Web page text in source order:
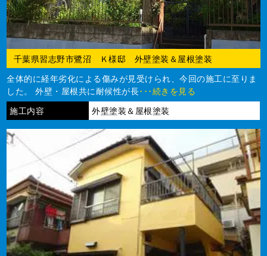
千葉県習志野市鷺沼 Ｋ様邸 外壁塗装＆屋根塗装
全体的に経年劣化による傷みが見受けられ、今回の施工に至りま
した。 外壁・屋根共に耐候性が長･･･続きを見る
施工内容
外壁塗装＆屋根塗装